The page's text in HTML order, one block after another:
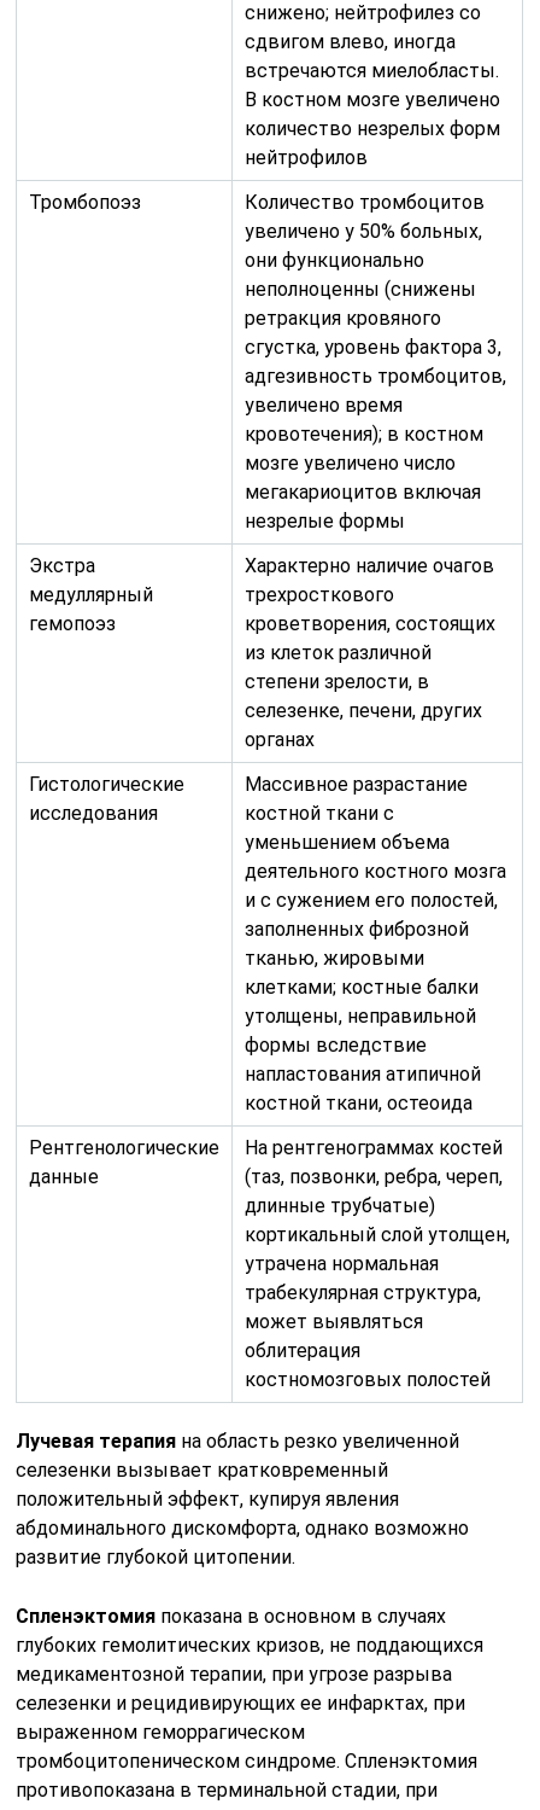
снижено; нейтрофилез со
сдвигом влево, иногда
встречаются миелобласты.
В костном мозге увеличено
количество незрелых форм
нейтрофилов
Тромбопоэз
Количество тромбоцитов
увеличено у 50% больных,
они функционально
неполноценны (снижены
ретракция кровяного
сгустка, уровень фактора 3,
адгезивность тромбоцитов,
увеличено время
кровотечения); в костном
мозге увеличено число
мегакариоцитов включая
незрелые формы
Экстра
медуллярный
гемопоэз
Характерно наличие очагов
трехросткового
кроветворения, состоящих
из клеток различной
степени зрелости, в
селезенке, печени, других
органах
Гистологические
исследования
Массивное разрастание
костной ткани с
уменьшением объема
деятельного костного мозга
и с сужением его полостей,
заполненных фиброзной
тканью, жировыми
клетками; костные балки
утолщены, неправильной
формы вследствие
напластования атипичной
костной ткани, остеоида
Рентгенологические
данные
На рентгенограммах костей
(таз, позвонки, ребра, череп,
длинные трубчатые)
кортикальный слой утолщен,
утрачена нормальная
трабекулярная структура,
может выявляться
облитерация
костномозговых полостей
Лучевая терапия на область резко увеличенной
селезенки вызывает кратковременный
положительный эффект, купируя явления
абдоминального дискомфорта, однако возможно
развитие глубокой цитопении.
Спленэктомия показана в основном в случаях
глубоких гемолитических кризов, не поддающихся
медикаментозной терапии, при угрозе разрыва
селезенки и рецидивирующих ее инфарктах, при
выраженном геморрагическом
тромбоцитопеническом синдроме. Спленэктомия
противопоказана в терминальной стадии, при